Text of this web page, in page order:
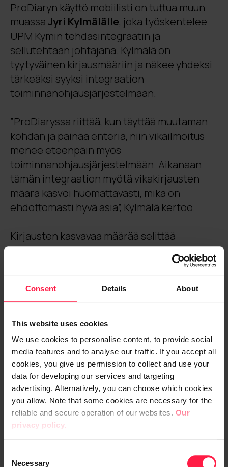
Consent Details About
This website uses cookies
We use cookies to personalise content, to provide social
media features and to analyse our traffic. If you accept all
cookies, you give us permission to collect and use your
data for developing our services and targeting
advertising. Alternatively, you can choose which cookies
you allow. Note that some cookies are necessary for the
reliable and secure operation of our websites. Our
privacy policy.
Necessary
ProDiaryn käyttö mobiilisti on tuttua muun
muassaJyri Kylmälälle, joka työskentelee
UPM Kymin tehdasintegraatin ja
sellutehtaan johtajana. Kylmälä on
tyytyväinen kirjausmääriin ja näkee yhdeksi
tärkeäksi syyksi integraation
toiminnanohjausjärjestelmään.
”ProDiaryssa riittää, kun täyttää muutaman
kohdan ja painaa enteriä, niin vikailmoitus
menee eteenpäin myös
toiminnanohjausjärjestelmään. Aikanaan
tämän integraation myötä vikakirjausten
määrä kasvoi huomattavasti, mikä on
ehdottomasti hyvä asia”, Kylmälä kertoo.
Kirjausten kasvavaa määrää selittää
Kylmälän mielestä myös sovelluksen
”ProDiary on helppo ja nopea, ja
Käyttökynnyksen on oltava matala, sillä
meilläkin työntekijöiden ikähaarukka on
laaja. Siinä tämä sovellus on onnistunut.”
ProDiary myös kumppanien apuna
ProDiaryn etuna on helppo ja nopea
räätälöitävyys, jonka ansiosta se on
soveltunut monipuolisesti eri
ProDiarya käyttää UPM:n oman väen lisäksi